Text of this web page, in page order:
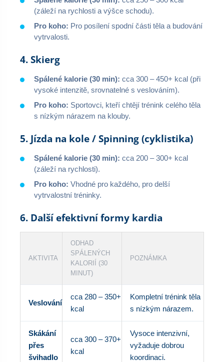
(záleží na rychlosti a výšce schodu).
Pro koho: Pro posílení spodní části těla a budování
vytrvalosti.
4. Skierg
Spálené kalorie (30 min): cca 300 – 450+ kcal (při
vysoké intenzitě, srovnatelné s veslováním).
Pro koho: Sportovci, kteří chtějí trénink celého těla
s nízkým nárazem na klouby.
5. Jízda na kole / Spinning (cyklistika)
Spálené kalorie (30 min): cca 200 – 300+ kcal
(záleží na rychlosti).
Pro koho: Vhodné pro každého, pro delší
vytrvalostní tréninky.
6. Další efektivní formy kardia
AKTIVITA
ODHAD
SPÁLENÝCH
KALORIÍ (30
MINUT)
POZNÁMKA
Veslování
cca 280 – 350+
kcal
Kompletní trénink těla
s nízkým nárazem.
Skákání
přes
švihadlo
cca 300 – 370+
kcal
Vysoce intenzivní,
vyžaduje dobrou
koordinaci.